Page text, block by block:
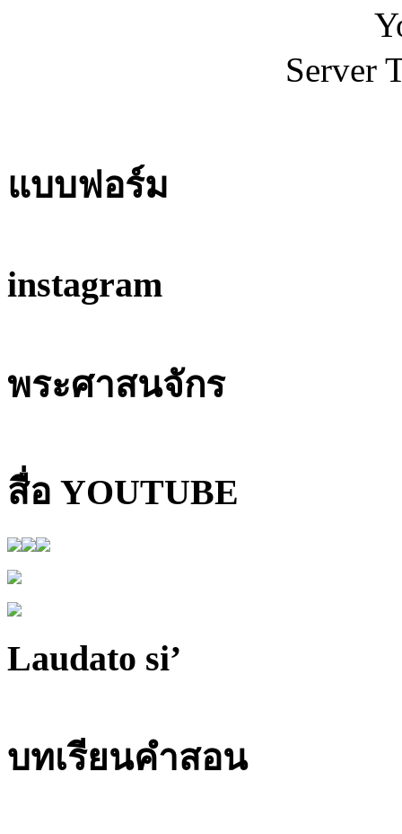
Server
แบบฟอร์ม
instagram
พระศาสนจักร
สื่อ YOUTUBE
Laudato si’
บทเรียนคำสอน